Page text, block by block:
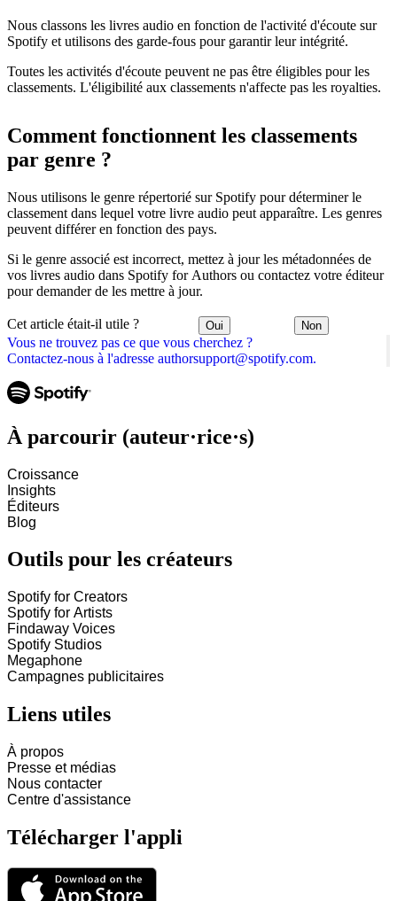
Vous ne trouvez pas ce que vous cherchez ?
Contactez-nous à l'adresse authorsupport@spotify.com.
Nous classons les livres audio en fonction de l'activité d'écoute sur
Spotify et utilisons des garde-fous pour garantir leur intégrité.
Toutes les activités d'écoute peuvent ne pas être éligibles pour les
classements. L'éligibilité aux classements n'affecte pas les royalties.
Comment fonctionnent les classements
par genre ?
Nous utilisons le genre répertorié sur Spotify pour déterminer le
classement dans lequel votre livre audio peut apparaître. Les genres
peuvent différer en fonction des pays.
Si le genre associé est incorrect, mettez à jour les métadonnées de
vos livres audio dans Spotify for Authors ou contactez votre éditeur
pour demander de les mettre à jour.
Cet article était-il utile ? Oui Non
À parcourir (auteur·rice·s)
Croissance
Insights
Éditeurs
Blog
Outils pour les créateurs
Spotify for Creators
Spotify for Artists
Findaway Voices
Spotify Studios
Megaphone
Campagnes publicitaires
Liens utiles
À propos
Presse et médias
Nous contacter
Centre d'assistance
Télécharger l'appli